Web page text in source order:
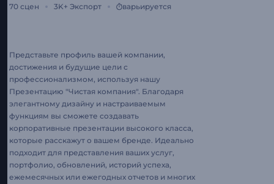
70 сцен 3K+ Экспорт варьируется
Представьте профиль вашей компании,
достижения и будущие цели с
профессионализмом, используя нашу
Презентацию "Чистая компания". Благодаря
элегантному дизайну и настраиваемым
функциям вы сможете создавать
корпоративные презентации высокого класса,
которые расскажут о вашем бренде. Идеально
подходит для представления ваших услуг,
портфолио, обновлений, историй успеха,
ежемесячных или ежегодных отчетов и многих